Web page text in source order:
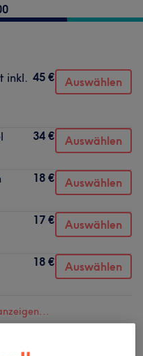
inkl. 45 € Auswählen
34 € Auswählen
18 € Auswählen
17 € Auswählen
18 € Auswählen
hast?